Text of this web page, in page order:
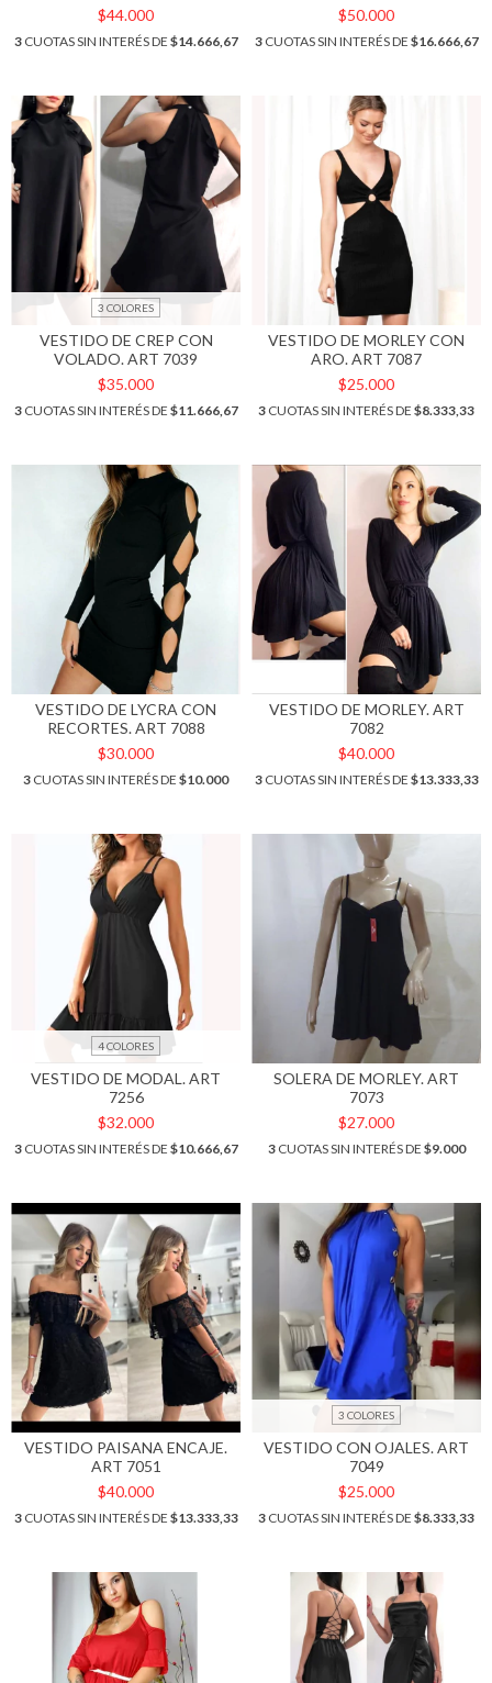
$44.000
3CUOTAS SIN INTERÉS DE $14.666,67
$50.000
3CUOTAS SIN INTERÉS DE $16.666,67
3 COLORES
VESTIDO DE CREP CON
VOLADO. ART 7039
$35.000
3CUOTAS SIN INTERÉS DE $11.666,67
VESTIDO DE MORLEY CON
ARO. ART 7087
$25.000
3 CUOTAS SIN INTERÉS DE $8.333,33
VESTIDO DE LYCRA CON
RECORTES. ART 7088
$30.000
3 CUOTAS SIN INTERÉS DE $10.000
VESTIDO DE MORLEY. ART
7082
$40.000
3CUOTAS SIN INTERÉS DE $13.333,33
4 COLORES
VESTIDO DE MODAL. ART
7256
$32.000
3CUOTAS SIN INTERÉS DE $10.666,67
SOLERA DE MORLEY. ART
7073
$27.000
3CUOTAS SIN INTERÉS DE $9.000
VESTIDO PAISANA ENCAJE.
ART 7051
$40.000
3CUOTAS SIN INTERÉS DE $13.333,33
3 COLORES
VESTIDO CON OJALES. ART
7049
$25.000
3 CUOTAS SIN INTERÉS DE $8.333,33